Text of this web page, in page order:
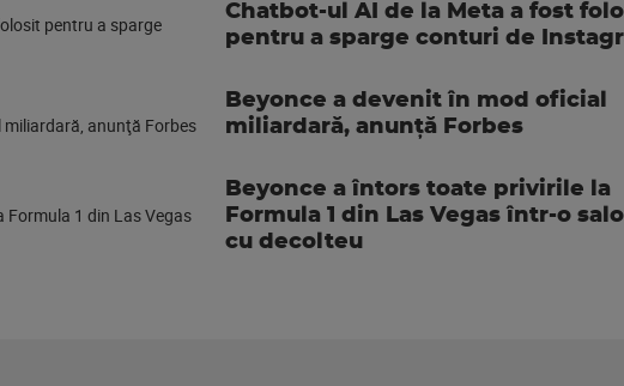
Chatbot-ul AI de la Meta a fost
pentru a sparge conturi de
Beyonce a devenit în mod oficial
miliardară, anunţă Forbes
Beyonce a întors toate privirile la
Formula 1 din Las Vegas într-o
cu decolteu